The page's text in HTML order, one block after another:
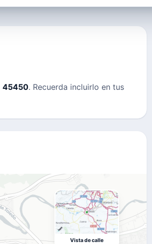
45450. Recuerda incluirlo en tus
Vista de calle